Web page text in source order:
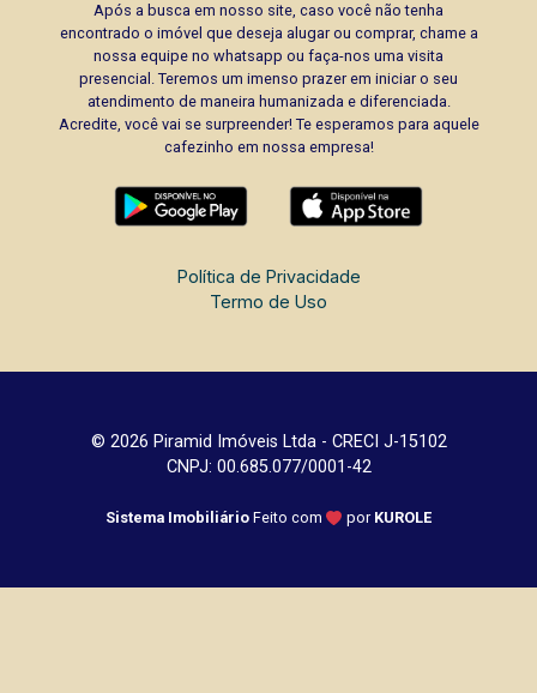
Após a busca em nosso site, caso você não tenha
encontrado o imóvel que deseja alugar ou comprar, chame a
nossa equipe no whatsapp ou faça-nos uma visita
presencial. Teremos um imenso prazer em iniciar o seu
atendimento de maneira humanizada e diferenciada.
Acredite, você vai se surpreender! Te esperamos para aquele
cafezinho em nossa empresa!
Política de Privacidade
Termo de Uso
© 2026 Piramid Imóveis Ltda - CRECI J-15102
CNPJ: 00.685.077/0001-42
Sistema Imobiliário Feito com por KUROLE